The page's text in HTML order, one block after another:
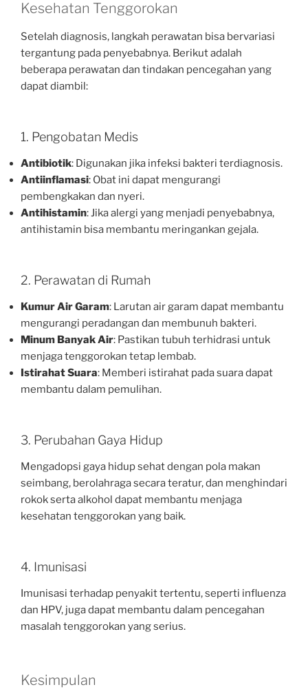
Kesehatan Tenggorokan
Setelah diagnosis, langkah perawatan bisa bervariasi
tergantung pada penyebabnya. Berikut adalah
beberapa perawatan dan tindakan pencegahan yang
dapat diambil:
1. Pengobatan Medis
Antibiotik: Digunakan jika infeksi bakteri terdiagnosis.
Antiinflamasi: Obat ini dapat mengurangi
pembengkakan dan nyeri.
Antihistamin: Jika alergi yang menjadi penyebabnya,
antihistamin bisa membantu meringankan gejala.
2. Perawatan di Rumah
Kumur Air Garam: Larutan air garam dapat membantu
mengurangi peradangan dan membunuh bakteri.
Minum Banyak Air: Pastikan tubuh terhidrasi untuk
menjaga tenggorokan tetap lembab.
Istirahat Suara: Memberi istirahat pada suara dapat
membantu dalam pemulihan.
3. Perubahan Gaya Hidup
Mengadopsi gaya hidup sehat dengan pola makan
seimbang, berolahraga secara teratur, dan menghindari
rokok serta alkohol dapat membantu menjaga
kesehatan tenggorokan yang baik.
4. Imunisasi
Imunisasi terhadap penyakit tertentu, seperti influenza
dan HPV, juga dapat membantu dalam pencegahan
masalah tenggorokan yang serius.
Kesimpulan